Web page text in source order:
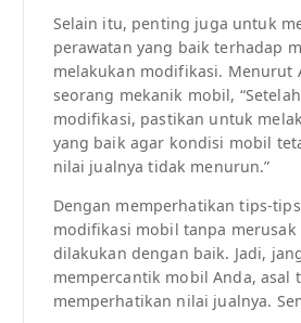
Selain itu, penting juga untuk
perawatan yang baik terhadap
melakukan modifikasi. Menurut
seorang mekanik mobil,
modifikasi, pastikan untuk
yang baik agar kondisi mobil
nilai jualnya tidak menurun.”
Dengan memperhatikan tips-
modifikasi mobil tanpa
dilakukan dengan baik. Jadi,
mempercantik mobil Anda, asal
memperhatikan nilai jualnya.